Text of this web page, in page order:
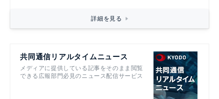
詳細を見る
共同通信リアルタイムニュース
メディアに提供している記事をそのまま閲覧
できる広報部門必見のニュース配信サービス